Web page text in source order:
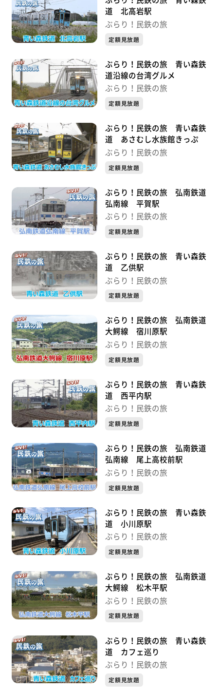
道 北高岩駅
ぶらり！民鉄の旅
定額見放題
ぶらり！民鉄の旅 青い森鉄
道沿線の台湾グルメ
ぶらり！民鉄の旅
定額見放題
ぶらり！民鉄の旅 青い森鉄
道 あさむし水族館きっぷ
ぶらり！民鉄の旅
定額見放題
ぶらり！民鉄の旅 弘南鉄道
弘南線 平賀駅
ぶらり！民鉄の旅
定額見放題
ぶらり！民鉄の旅 青い森鉄
道 乙供駅
ぶらり！民鉄の旅
定額見放題
ぶらり！民鉄の旅 弘南鉄道
大鰐線 宿川原駅
ぶらり！民鉄の旅
定額見放題
ぶらり！民鉄の旅 青い森鉄
道 西平内駅
ぶらり！民鉄の旅
定額見放題
ぶらり！民鉄の旅 弘南鉄道
弘南線 尾上高校前駅
ぶらり！民鉄の旅
定額見放題
ぶらり！民鉄の旅 青い森鉄
道 小川原駅
ぶらり！民鉄の旅
定額見放題
ぶらり！民鉄の旅 弘南鉄道
大鰐線 松木平駅
ぶらり！民鉄の旅
定額見放題
ぶらり！民鉄の旅 青い森鉄
道 カフェ巡り
ぶらり！民鉄の旅
定額見放題